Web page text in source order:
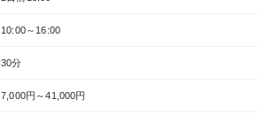
10:00～16:00
30分
7,000円～41,000円